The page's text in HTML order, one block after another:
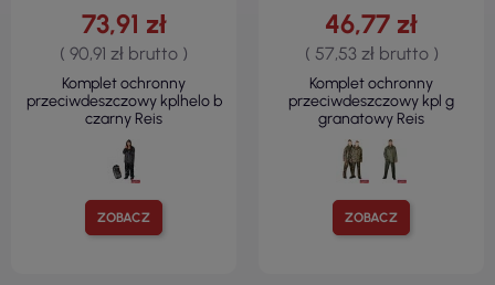
ZOBACZ
73,91 zł
( 90,91 zł brutto )
Komplet ochronny
przeciwdeszczowy kplhelo b
czarny Reis
ZOBACZ
46,77 zł
( 57,53 zł brutto )
Komplet ochronny
przeciwdeszczowy kpl g
granatowy Reis